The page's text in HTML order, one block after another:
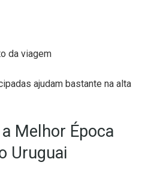
da viagem
ajudam bastante na alta
Melhor Época
Uruguai